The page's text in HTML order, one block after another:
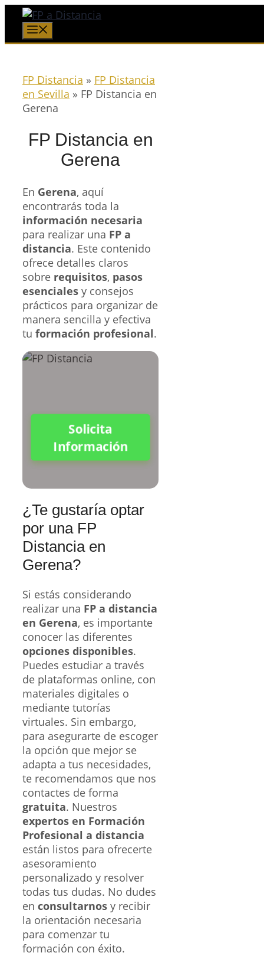
Saltar
contenido
FP Distancia » FP Distancia
en Sevilla » FP Distancia en
Gerena
FP Distancia en
Gerena
En Gerena, aquí
encontrarás toda la
información necesaria
para realizar una FP a
distancia. Este contenido
ofrece detalles claros
sobre requisitos, pasos
esenciales y consejos
prácticos para organizar de
manera sencilla y efectiva
tu formación profesional.
Solicita
Información
¿Te gustaría optar
por una FP
Distancia en
Gerena?
Si estás considerando
realizar una FP a distancia
en Gerena, es importante
conocer las diferentes
opciones disponibles.
Puedes estudiar a través
de plataformas online, con
materiales digitales o
mediante tutorías
virtuales. Sin embargo,
para asegurarte de escoger
la opción que mejor se
adapta a tus necesidades,
te recomendamos que nos
contactes de forma
gratuita. Nuestros
expertos en Formación
Profesional a distancia
están listos para ofrecerte
asesoramiento
personalizado y resolver
todas tus dudas. No dudes
en consultarnos y recibir
la orientación necesaria
para comenzar tu
formación con éxito.